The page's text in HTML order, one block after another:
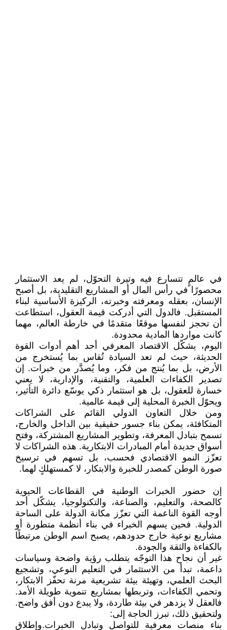
في عالمٍ تتسارع فيه وتيرة التحوّل، لم يعد الاستثمار
محصورًا في رأس المال أو المشاريع التقليدية، بل أصبح
الإنسان، بعقله ومعرفته وخبرته، الركيزة الأساسية لبناء
المستقبل. فالدول التي أدركت قيمة العقول، استطاعت
أن تحجز لنفسها موقعًا متقدمًا في خارطة العالم، مهما
كانت مواردها المادية محدودة.
اليوم، يشكّل الاقتصاد المعرفي أحد أهم أدوات القوة
الحديثة، حيث لم تعد السيادة تُقاس بما يُستخرج من
الأرض، بل بما يُنتج من فكر، وما يُصدَّر من خبرات. إن
تصدير الكفاءات العلمية، والتقنية، والإدارية، لا يعني
خسارة للعقول، بل هو استثمار ذكي يوسّع دائرة التأثير،
ويحوّل الخبرة المحلية إلى قيمة عالمية.
ومن خلال التعاون الدولي القائم على الشراكات
المتكافئة، يمكن بناء جسور حقيقية بين الداخل والخارج،
تسمح بتبادل المعرفة، وتطوير المشاريع المشتركة، وفتح
أسواق جديدة أمام المبادرات الابتكارية. هذه الشراكات لا
تعزّز النمو الاقتصادي فحسب، بل تسهم في ترسيخ
صورة الوطن كمصدر للخبرة والابتكار، لا كمستهلكٍ لهما.
إن حضور الخبرات الوطنية في القطاعات الحيوية
كالصحة، والتعليم، والصناعة، والتكنولوجيا، يشكّل أحد
أوجه القوة الناعمة التي تعزّز مكانة الدولة على الساحة
الدولية. فحين يسهم الخبراء في بناء أنظمة متطورة أو
مشاريع نوعية خارج حدودهم، يصبح اسم الوطن مرتبطًا
بالكفاءة والثقة والجودة.
غير أن نجاح هذا التوجّه يتطلب رؤية واضحة وسياسات
داعمة، تبدأ من الاستثمار في التعليم النوعي، وتشجيع
البحث العلمي، وتهيئة بيئة تشريعية مرنة تحفّز الابتكار،
وتحمي الكفاءات، وتربطها بمشاريع تنموية طويلة الأمد.
فالعقل لا يزدهر في بيئة طاردة، ولا يبدع دون أفق واضح.
ولتحقيق ذلك، تبرز الحاجة إلى:
بناء منصات معرفية للتواصل وتبادل الخبرات.وإطلاق